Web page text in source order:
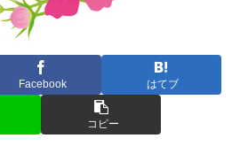
Facebook はてブ
コピー